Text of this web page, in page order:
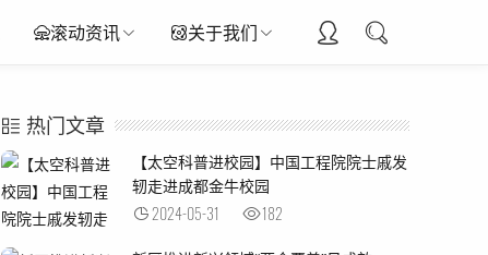
滚动资讯 关于我们
热门文章
【太空科普进校园】中国工程院院士戚发
轫走进成都金牛校园
2024-05-31 182